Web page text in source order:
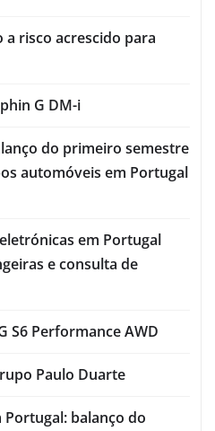
a risco acrescido para
G DM-i
do primeiro semestre
automóveis em Portugal
em Portugal
e consulta de
S6 Performance AWD
Paulo Duarte
balanço do